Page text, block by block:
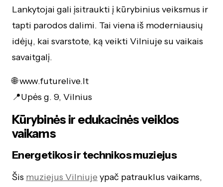
Lankytojai gali įsitraukti į kūrybinius veiksmus ir
tapti parodos dalimi. Tai viena iš moderniausių
idėjų, kai svarstote, ką veikti Vilniuje su vaikais
savaitgalį.
🌐 www.futurelive.lt
📍Upės g. 9, Vilnius
Kūrybinės ir edukacinės veiklos
vaikams
Energetikos ir technikos muziejus
Šis muziejus Vilniuje ypač patrauklus vaikams,